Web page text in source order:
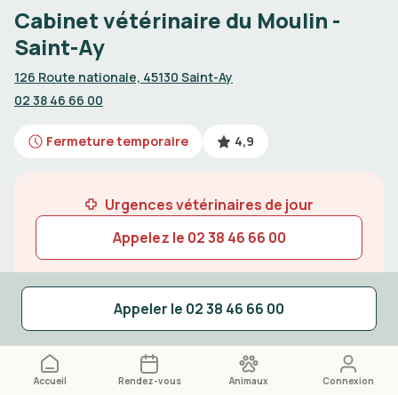
Accueil Rendez-vous Animaux Connexion
Cabinet vétérinaire du Moulin -
Saint-Ay
126 Route nationale, 45130 Saint-Ay
02 38 46 66 00
Fermeture temporaire 4,9
Urgences vétérinaires de jour
Appelez le 02 38 46 66 00
La clinique vétérinaire
Appeler le 02 38 46 66 00